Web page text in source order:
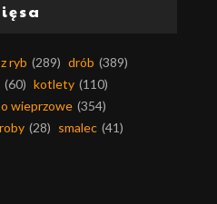
ryb (289) drób (389)
(60) kotlety (110)
wieprzowe (354)
(28) smalec (41)